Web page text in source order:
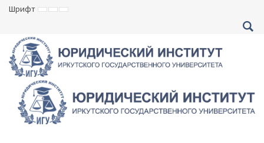
Шрифт ВКЛЮЧИТЬ
ВКЛЮЧИТЬ
ВКЛЮЧИТЬ